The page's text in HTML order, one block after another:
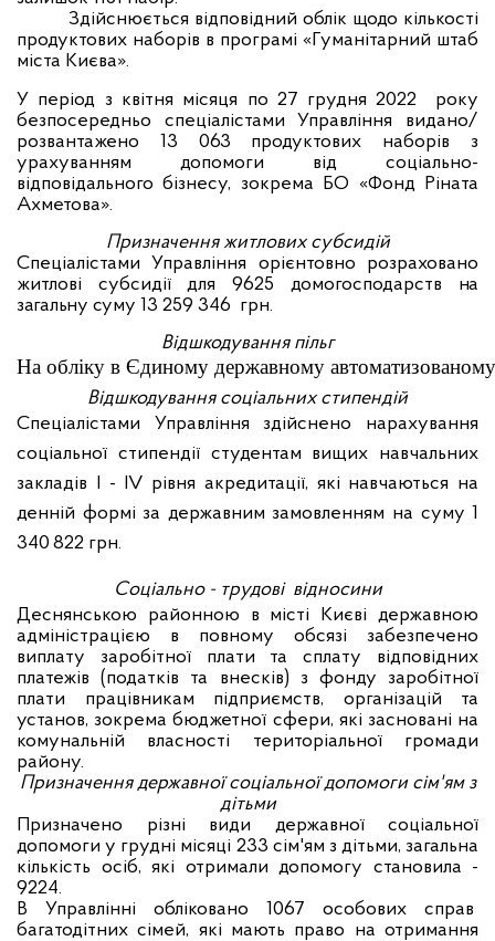
Здійснюється відповідний облік щодо кількості
продуктових наборів в програмі «Гуманітарний штаб
міста Києва».
У період з квітня місяця по 27 грудня 2022 року
безпосередньо спеціалістами Управління видано/
розвантажено 13 063 продуктових наборів з
урахуванням допомоги від соціально-
відповідального бізнесу, зокрема БО «Фонд Ріната
Ахметова».
Призначення житлових субсидій
Спеціалістами Управління орієнтовно розраховано
житлові субсидії для 9625 домогосподарств на
загальну суму 13 259 346 грн.
Відшкодування пільг
На обліку в Єдиному державному автоматизованому
Відшкодування соціальних стипендій
Спеціалістами Управління здійснено нарахування
соціальної стипендії студентам вищих навчальних
закладів I - IV рівня акредитації, які навчаються на
денній формі за державним замовленням на суму1
340 822 грн.
Соціально - трудові відносини
Деснянською районною в місті Києві державною
адміністрацією в повному обсязі забезпечено
виплату заробітної плати та сплату відповідних
платежів (податків та внесків) з фонду заробітної
плати працівникам підприємств, організацій та
установ, зокрема бюджетної сфери, які засновані на
комунальній власності територіальної громади
району.
Призначення державної соціальної допомоги сім'ям з
дітьми
Призначено різні види державної соціальної
допомоги у грудні місяці 233 сім'ям з дітьми, загальна
кількість осіб, які отримали допомогу становила -
9224.
В Управлінні обліковано 1067 особових справ
багатодітних сімей, які мають право на отримання